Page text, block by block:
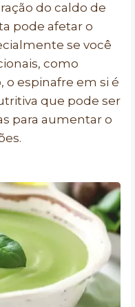
do caldo de
pode afetar o
se você
como
o espinafre em si é
que pode ser
para aumentar o